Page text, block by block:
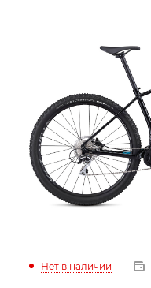
Нет в наличии